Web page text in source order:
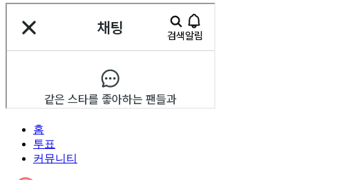
홈
투표
커뮤니티